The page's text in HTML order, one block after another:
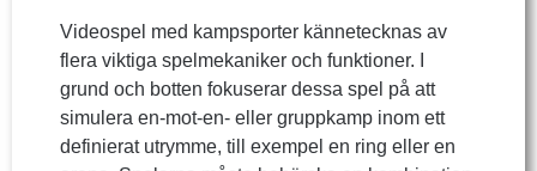
Videospel med kampsporter kännetecknas av
flera viktiga spelmekaniker och funktioner. I
grund och botten fokuserar dessa spel på att
simulera en-mot-en- eller gruppkamp inom ett
definierat utrymme, till exempel en ring eller en